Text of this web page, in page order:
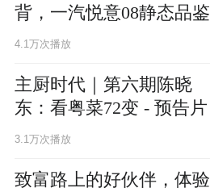
背，一汽悦意08静态品鉴
4.1万次播放
主厨时代｜第六期陈晓
东：看粤菜72变 - 预告片
3.1万次播放
致富路上的好伙伴，体验